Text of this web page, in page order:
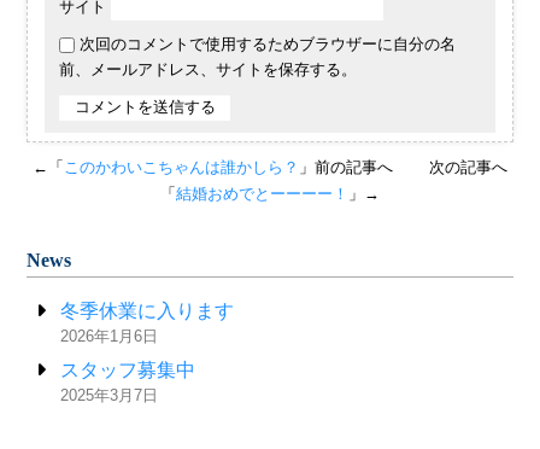
サイト
次回のコメントで使用するためブラウザーに自分の名
前、メールアドレス、サイトを保存する。
←「 このかわいこちゃんは誰かしら？ 」前の記事へ
次の記事へ
「結婚おめでとーーーー！ 」→
News
冬季休業に入ります
2026年1月6日
スタッフ募集中
2025年3月7日